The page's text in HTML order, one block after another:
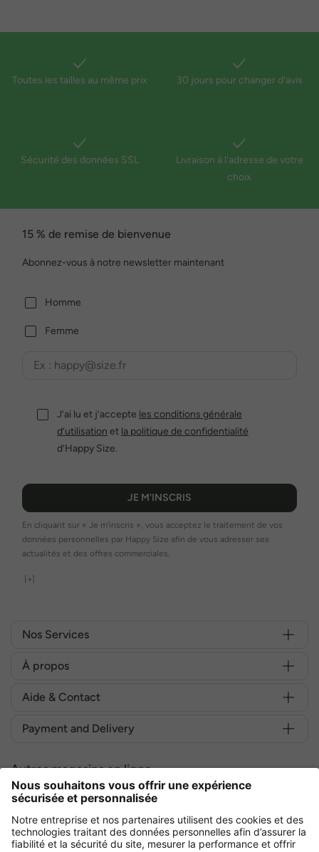
Toutes les tailles au même prix 30 jours pour changer d'avis
Sécurité des données SSL
Livraison à l'adresse de votre
choix
15 % de remise de bienvenue
Abonnez-vous à notre newsletter maintenant
Homme
Femme
J’ai lu et j’accepte les conditions générale
d’utilisation et la politique de confidentialité
d’Happy Size.
JE M'INSCRIS
En cliquant sur « Je m'inscris », vous acceptez le traitement de vos
données personnelles par Happy Size afin de vous adresser ses
actualités et des offres commerciales.
[+]
Nos Services
À propos
Aide & Contact
Payment and Delivery
Autres magasins en ligne
France